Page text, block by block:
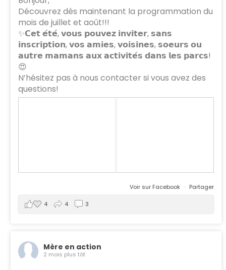
Découvrez dès maintenant la programmation du
mois de juillet et août!!!
✨𝗖𝗲𝘁 𝗲́𝘁𝗲́, 𝘃𝗼𝘂𝘀 𝗽𝗼𝘂𝘃𝗲𝘇 𝗶𝗻𝘃𝗶𝘁𝗲𝗿, 𝘀𝗮𝗻𝘀
𝗶𝗻𝘀𝗰𝗿𝗶𝗽𝘁𝗶𝗼𝗻, 𝘃𝗼𝘀 𝗮𝗺𝗶𝗲𝘀, 𝘃𝗼𝗶𝘀𝗶𝗻𝗲𝘀, 𝘀𝗼𝗲𝘂𝗿𝘀 𝗼𝘂
𝗮𝘂𝘁𝗿𝗲 𝗺𝗮𝗺𝗮𝗻𝘀 𝗮𝘂𝘅 𝗮𝗰𝘁𝗶𝘃𝗶𝘁𝗲́𝘀 𝗱𝗮𝗻𝘀 𝗹𝗲𝘀 𝗽𝗮𝗿𝗰𝘀!
😍
N’hésitez pas à nous contacter si vous avez des
questions!
Voir sur Facebook · Partager
4 4 3
Mère en action
2 mois plus tôt